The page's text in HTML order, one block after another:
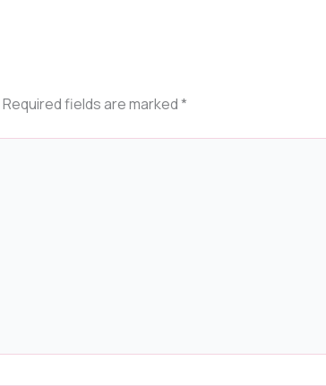
Required fields are marked*